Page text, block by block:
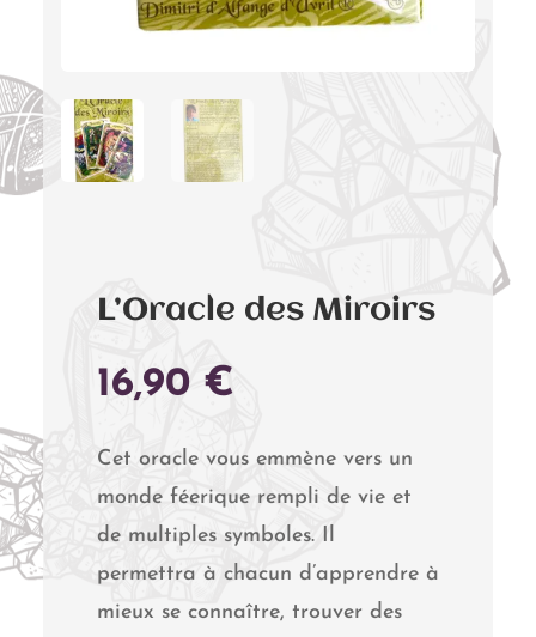
L’Oracle des Miroirs
16,90 €
Cet oracle vous emmène vers un
monde féerique rempli de vie et
de multiples symboles. Il
permettra à chacun d’apprendre à
mieux se connaître, trouver des